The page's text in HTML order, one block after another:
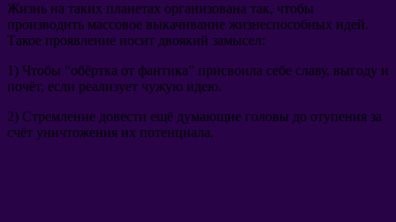
Жизнь на таких планетах организована так, чтобы
производить массовое выкачивание жизнеспособных идей.
Такое проявление носит двоякий замысел:
1) Чтобы “обёртка от фантика” присвоила себе славу, выгоду и
почёт, если реализует чужую идею.
2) Стремление довести ещё думающие головы до отупения за
счёт уничтожения их потенциала.